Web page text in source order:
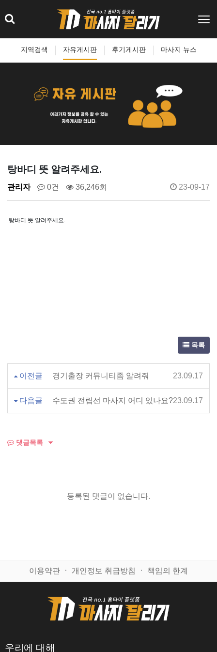
지역검색 자유게시판 후기게시판 마사지 뉴스
탕바디 뜻 알려주세요.
관리자 0건 36,246회 23-09-17
탕바디 뜻 알려주세요.
목록
이전글 경기출장 커뮤니티좀 알려줘 23.09.17
다음글 수도권 전립선 마사지 어디 있나요?23.09.17
댓글목록
등록된 댓글이 없습니다.
이용약관 ㆍ 개인정보 취급방침 ㆍ 책임의 한계
우리에 대해